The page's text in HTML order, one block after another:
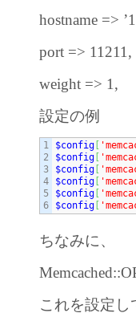
hostname =>
port => 11211,
weight => 1,
設定の例
1
2
3
4
5
$config [
$config [
$config [
$config [
$config [
$config [
ちなみに、
これを設定